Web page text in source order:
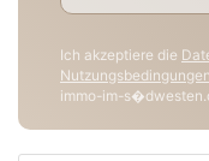
Ich akzeptiere die
Nutzungsbedingungen
immo-im-